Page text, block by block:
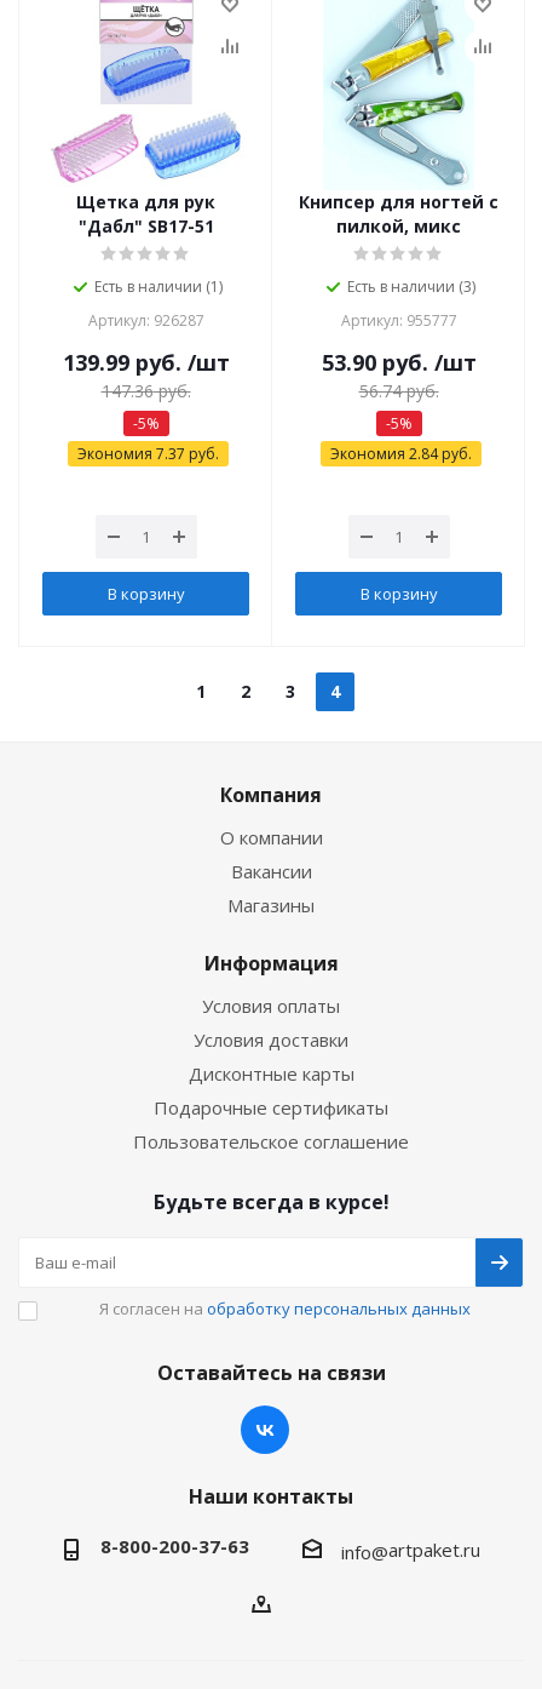
Щетка для рук
"Дабл" SB17-51
Есть в наличии (1)
Артикул: 926287
139.99руб. /шт
147.36руб.
-5%
Экономия 7.37 руб.
В корзину
Книпсер для ногтей с
пилкой, микс
Есть в наличии (3)
Артикул: 955777
53.90руб. /шт
56.74руб.
-5%
Экономия 2.84руб.
В корзину
1 2 3 4
Компания
О компании
Вакансии
Магазины
Информация
Условия оплаты
Условия доставки
Дисконтные карты
Подарочные сертификаты
Пользовательское соглашение
Будьте всегда в курсе!
Я согласен на обработку персональных данных
Оставайтесь на связи
Наши контакты
8-800-200-37-63 info@artpaket.ru